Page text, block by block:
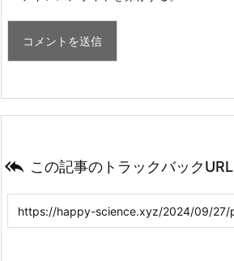
 この記事のトラックバックURL